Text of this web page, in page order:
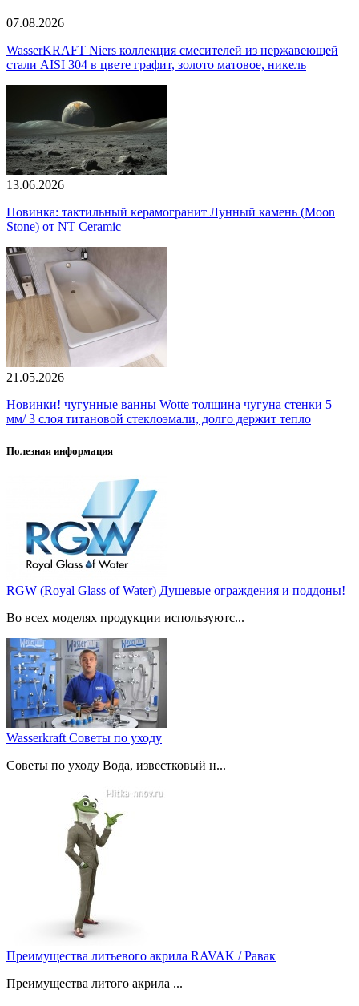
07.08.2026
WasserKRAFT Niers коллекция смесителей из нержавеющей
стали AISI 304 в цвете графит, золото матовое, никель
13.06.2026
Новинка: тактильный керамогранит Лунный камень (Moon
Stone) от NT Ceramic
21.05.2026
Новинки! чугунные ванны Wotte толщина чугуна стенки 5
мм/ 3 слоя титановой стеклоэмали, долго держит тепло
Полезная информация
RGW (Royal Glass of Water) Душевые ограждения и поддоны!
Во всех моделях продукции используютс...
Wasserkraft Советы по уходу
Советы по уходу Вода, известковый н...
Преимущества литьевого акрила RAVAK / Равак
Преимущества литого акрила ...